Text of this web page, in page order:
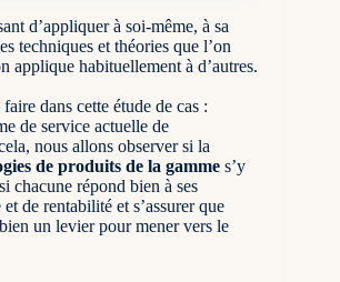
d’appliquer à soi-même, à sa
techniques et théories que l’on
applique habituellement à d’autres.
dans cette étude de cas :
de service actuelle de
nous allons observer si la
de produits de la gamme s’y
chacune répond bien à ses
de rentabilité et s’assurer que
un levier pour mener vers le